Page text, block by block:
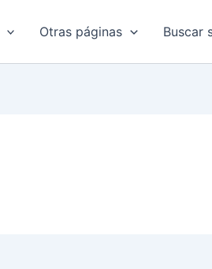
Otras páginas Buscar